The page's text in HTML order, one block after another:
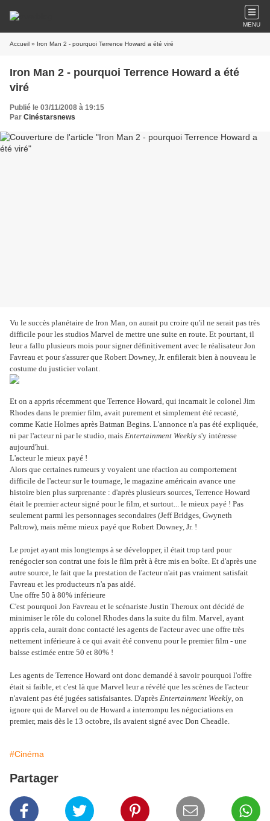
MENU
Accueil » Iron Man 2 - pourquoi Terrence Howard a été viré
Iron Man 2 - pourquoi Terrence Howard a été
viré
Publié le 03/11/2008 à 19:15
Par Cinéstarsnews
Vu le succès planétaire de Iron Man, on aurait pu croire qu'il ne serait pas très
difficile pour les studios Marvel de mettre une suite en route. Et pourtant, il
leur a fallu plusieurs mois pour signer définitivement avec le réalisateur Jon
Favreau et pour s'assurer que Robert Downey, Jr. enfilerait bien à nouveau le
costume du justicier volant.
Et on a appris récemment que Terrence Howard, qui incarnait le colonel Jim
Rhodes dans le premier film, avait purement et simplement été recasté,
comme Katie Holmes après Batman Begins. L'annonce n'a pas été expliquée,
ni par l'acteur ni par le studio, mais Entertainment Weekly s'y intéresse
aujourd'hui.
L'acteur le mieux payé !
Alors que certaines rumeurs y voyaient une réaction au comportement
difficile de l'acteur sur le tournage, le magazine américain avance une
histoire bien plus surprenante : d'après plusieurs sources, Terrence Howard
était le premier acteur signé pour le film, et surtout... le mieux payé ! Pas
seulement parmi les personnages secondaires (Jeff Bridges, Gwyneth
Paltrow), mais même mieux payé que Robert Downey, Jr. !
Le projet ayant mis longtemps à se développer, il était trop tard pour
renégocier son contrat une fois le film prêt à être mis en boîte. Et d'après une
autre source, le fait que la prestation de l'acteur n'ait pas vraiment satisfait
Favreau et les producteurs n'a pas aidé.
Une offre 50 à 80% inférieure
C'est pourquoi Jon Favreau et le scénariste Justin Theroux ont décidé de
minimiser le rôle du colonel Rhodes dans la suite du film. Marvel, ayant
appris cela, aurait donc contacté les agents de l'acteur avec une offre très
nettement inférieure à ce qui avait été convenu pour le premier film - une
baisse estimée entre 50 et 80% !
Les agents de Terrence Howard ont donc demandé à savoir pourquoi l'offre
était si faible, et c'est là que Marvel leur a révélé que les scènes de l'acteur
n'avaient pas été jugées satisfaisantes. D'après Entertainment Weekly, on
ignore qui de Marvel ou de Howard a interrompu les négociations en
premier, mais dès le 13 octobre, ils avaient signé avec Don Cheadle.
#Cinéma
Partager